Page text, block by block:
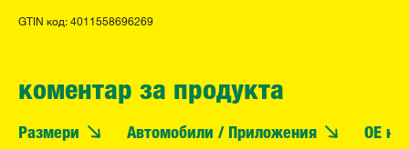
GTIN код: 4011558696269
коментар за продукта
Размери Автомобили / Приложения OE